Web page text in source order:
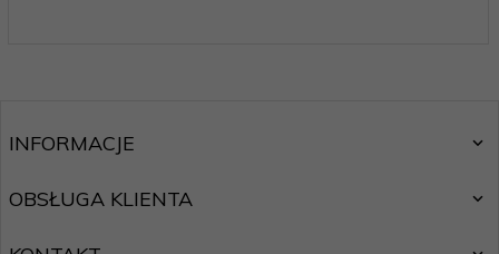
INFORMACJE
OBSŁUGA KLIENTA